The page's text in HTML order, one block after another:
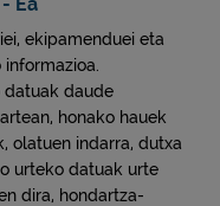
ekipamenduei eta
datuak daude
honako hauek
olatuen indarra, dutxa
urteko datuak urte
dira, hondartza-